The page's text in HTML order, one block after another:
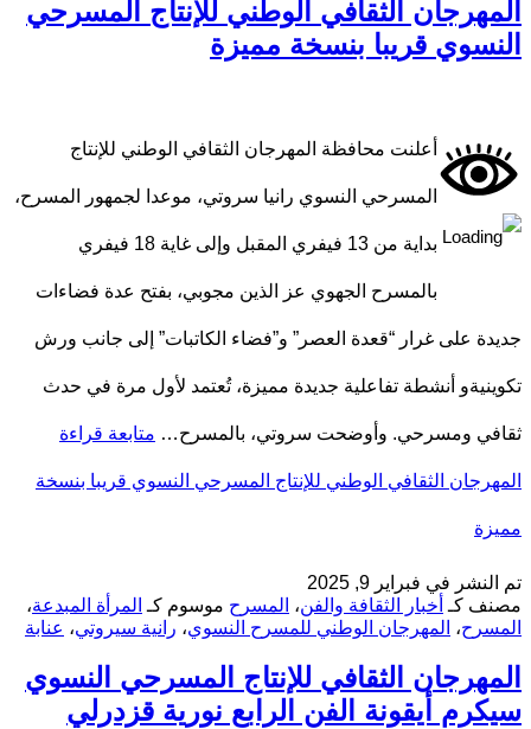
المهرجان الثقافي الوطني للإنتاج المسرحي
النسوي قريبا بنسخة مميزة
أعلنت محافظة المهرجان الثقافي الوطني للإنتاج
المسرحي النسوي رانيا سروتي، موعدا لجمهور المسرح،
بداية من 13 فيفري المقبل وإلى غاية 18 فيفري
بالمسرح الجهوي عز الذين مجوبي، بفتح عدة فضاءات
جديدة على غرار “قعدة العصر” و”فضاء الكاتبات” إلى جانب ورش
تكوينيةو أنشطة تفاعلية جديدة مميزة، تُعتمد لأول مرة في حدث
ثقافي ومسرحي. وأوضحت سروتي، بالمسرح… متابعة قراءة
المهرجان الثقافي الوطني للإنتاج المسرحي النسوي قريبا بنسخة
مميزة
تم النشر في فبراير 9, 2025
مصنف كـ أخبار الثقافة والفن، المسرح موسوم كـ المرأة المبدعة،
المسرح، المهرجان الوطني للمسرح النسوي، رانية سيروتي، عنابة
المهرجان الثقافي للإنتاج المسرحي النسوي
سيكرم أيقونة الفن الرابع نورية قزدرلي